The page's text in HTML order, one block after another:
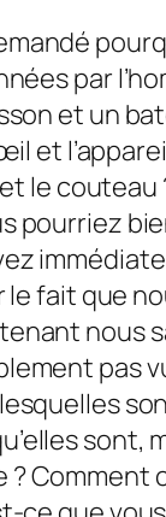
par
et un
et
le
pourriez
le fait que
nous
pas
sont,
?